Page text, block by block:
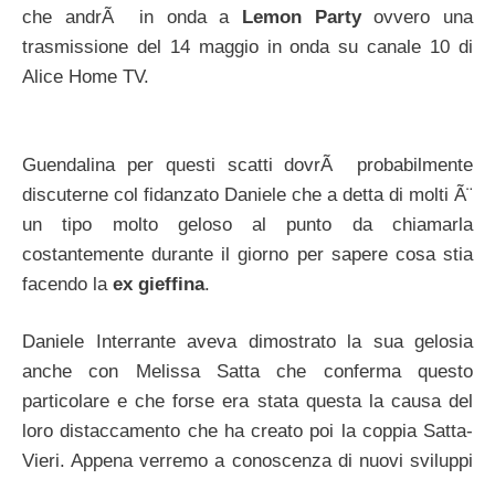
che andrÃ in onda a
Lemon Partyovvero una
trasmissione del 14 maggio in onda su canale 10 di
Alice Home TV.
Guendalina per questi scatti dovrÃ probabilmente
discuterne col fidanzato Daniele che a detta di molti Ã¨
un tipo molto geloso al punto da chiamarla
costantemente durante il giorno per sapere cosa stia
facendo la ex gieffina.
Daniele Interrante aveva dimostrato la sua gelosia
anche con Melissa Satta che conferma questo
particolare e che forse era stata questa la causa del
loro distaccamento che ha creato poi la coppia Satta-
Vieri. Appena verremo a conoscenza di nuovi sviluppi